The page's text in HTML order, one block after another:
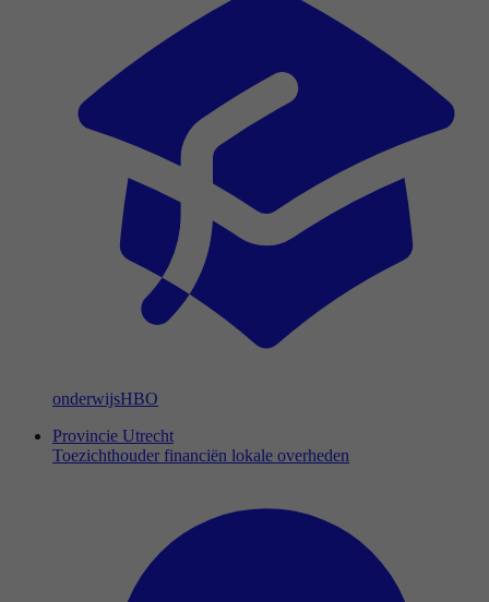
onderwijsHBO
Provincie Utrecht
Toezichthouder financiën lokale overheden